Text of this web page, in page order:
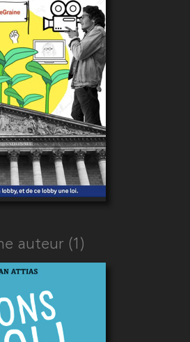
auteur (1)